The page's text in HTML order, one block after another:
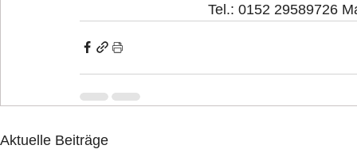
Tel.: 0152 29589726
Aktuelle Beiträge